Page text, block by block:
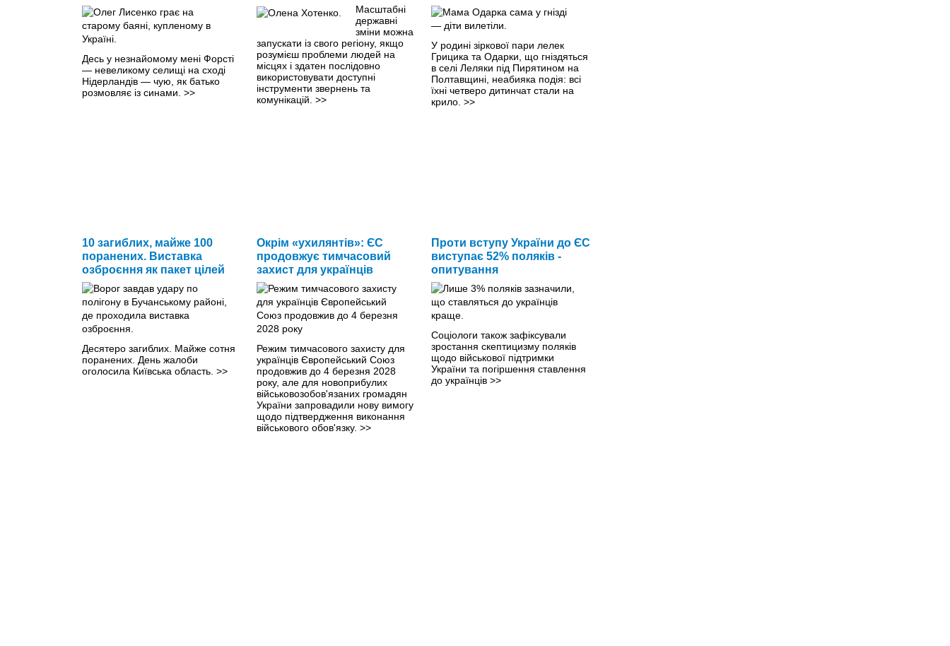
Десь у незнайомому мені Форсті
— невеликому селищі на сході
Нідерландів — чую, як батько
розмовляє із синами. >>
Масштабні
державні
зміни можна
запускати із свого регіону, якщо
розумієш проблеми людей на
місцях і здатен послідовно
використовувати доступні
інструменти звернень та
комунікацій. >>
У родині зіркової пари лелек
Грицика та Одарки, що гніздяться
в селі Леляки під Пирятином на
Полтавщині, неабияка подія: всі
їхні четверо дитинчат стали на
крило. >>
10 загиблих, майже 100
поранених. Виставка
озброєння як пакет цілей
Десятеро загиблих. Майже сотня
поранених. День жалоби
оголосила Київська область. >>
Окрім «ухилянтів»: ЄС
продовжує тимчасовий
захист для українців
Режим тимчасового захисту для
українців Європейський Союз
продовжив до 4 березня 2028
року, але для новоприбулих
військовозобов'язаних громадян
України запровадили нову вимогу
щодо підтвердження виконання
військового обов'язку. >>
Проти вступу України до ЄС
виступає 52% поляків -
опитування
Соціологи також зафіксували
зростання скептицизму поляків
щодо військової підтримки
України та погіршення ставлення
до українців >>